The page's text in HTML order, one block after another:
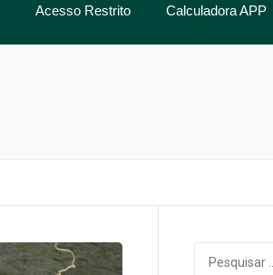
Acesso Restrito Calculadora APP